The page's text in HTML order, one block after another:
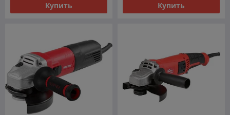
Купить Купить